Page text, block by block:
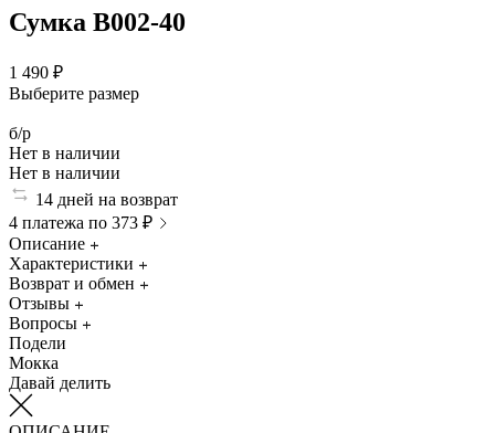
Сумка B002-40
1 490 ₽
Выберите размер
б/р
Нет в наличии
Нет в наличии
14 дней на возврат
4 платежа по 373 ₽
Описание
Характеристики
Возврат и обмен
Отзывы
Вопросы
Подели
Мокка
Давай делить